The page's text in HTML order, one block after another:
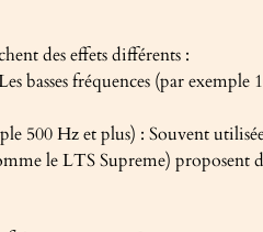
des effets différents :
basses fréquences (par
500 Hz et plus) : Souvent
le LTS Supreme)